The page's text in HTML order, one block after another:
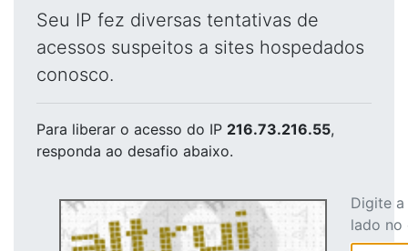
Seu IP fez diversas tentativas de
acessos suspeitos a sites hospedados
conosco.
Para liberar o acesso do IP 216.73.216.55,
responda ao desafio abaixo.
Digite
lado no